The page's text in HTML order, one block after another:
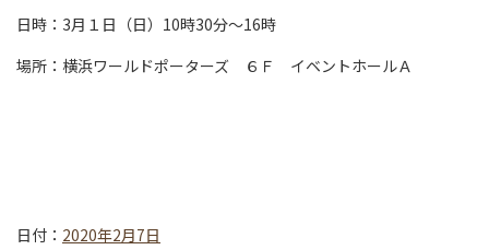
日時：3月１日（日）10時30分～16時
場所：横浜ワールドポーターズ ６Ｆ イベントホールＡ
日付： 2020年2月7日